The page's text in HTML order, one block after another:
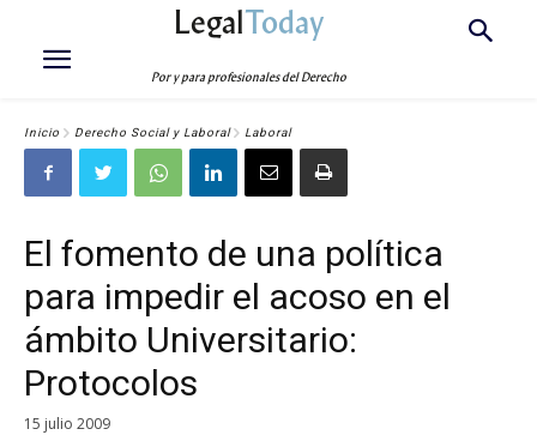
LegalToday
Por y para profesionales del Derecho
Inicio Derecho Social y Laboral Laboral
El fomento de una política
para impedir el acoso en el
ámbito Universitario:
Protocolos
15 julio 2009